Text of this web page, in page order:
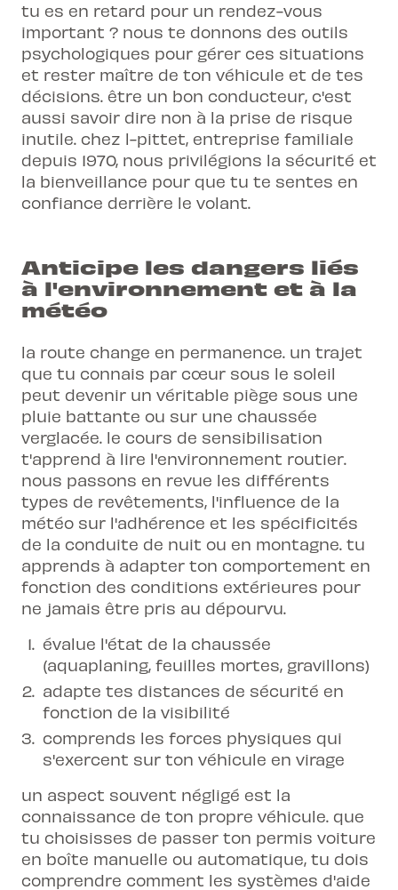
tu es en retard pour un rendez-vous
important ? nous te donnons des outils
psychologiques pour gérer ces situations
et rester maître de ton véhicule et de tes
décisions. être un bon conducteur, c'est
aussi savoir dire non à la prise de risque
inutile. chez l-pittet, entreprise familiale
depuis 1970, nous privilégions la sécurité et
la bienveillance pour que tu te sentes en
confiance derrière le volant.
Anticipe les dangers liés
à l'environnement et à la
météo
la route change en permanence. un trajet
que tu connais par cœur sous le soleil
peut devenir un véritable piège sous une
pluie battante ou sur une chaussée
verglacée. le cours de sensibilisation
t'apprend à lire l'environnement routier.
nous passons en revue les différents
types de revêtements, l'influence de la
météo sur l'adhérence et les spécificités
de la conduite de nuit ou en montagne. tu
apprends à adapter ton comportement en
fonction des conditions extérieures pour
ne jamais être pris au dépourvu.
évalue l'état de la chaussée
(aquaplaning, feuilles mortes, gravillons)
adapte tes distances de sécurité en
fonction de la visibilité
comprends les forces physiques qui
s'exercent sur ton véhicule en virage
un aspect souvent négligé est la
connaissance de ton propre véhicule. que
tu choisisses de passer ton permis voiture
en boîte manuelle ou automatique, tu dois
comprendre comment les systèmes d'aide